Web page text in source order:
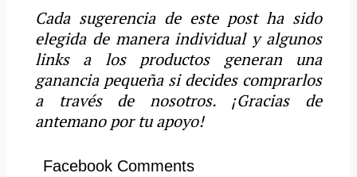
Cada sugerencia de este post ha sido
elegida de manera individual y algunos
links a los productos generan una
ganancia pequeña si decides comprarlos
a través de nosotros. ¡Gracias de
antemano por tu apoyo!
Facebook Comments